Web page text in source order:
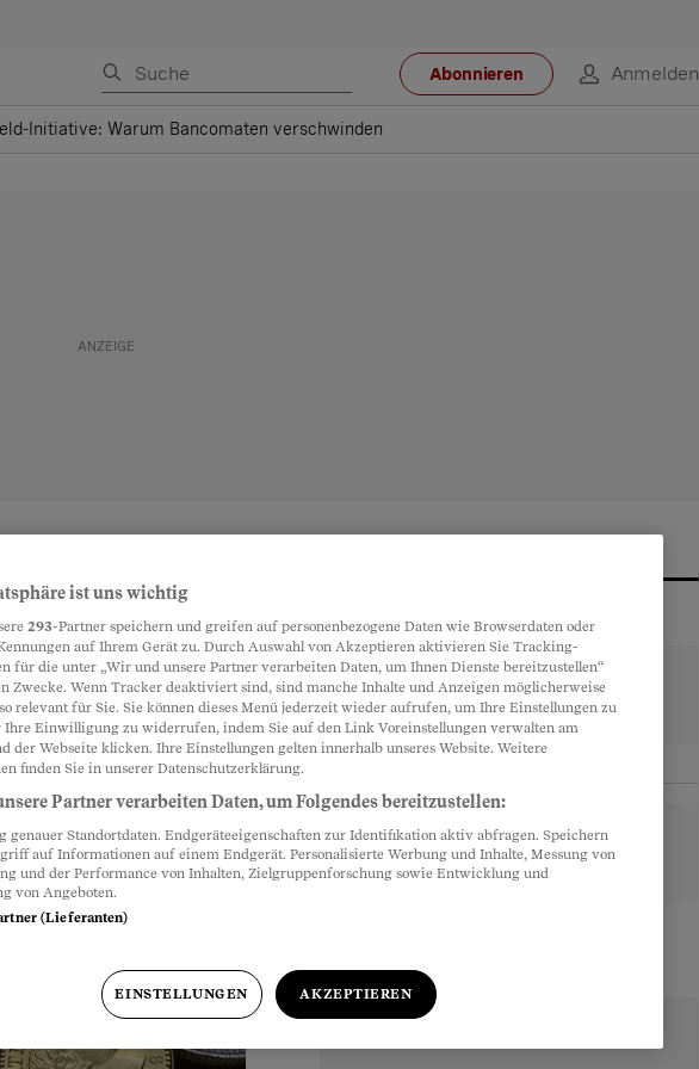
Abonnieren Anmelden
Initiative: Warum Bancomaten verschwinden
– aber
Tode
schützen,
Folge: Bancomaten
ist uns wichtig
293-Partner speichern und greifen auf personenbezogene Daten wie Browserdaten oder
auf Ihrem Gerät zu. Durch Auswahl von Akzeptieren aktivieren Sie Tracking-
für die unter „Wir und unsere Partner verarbeiten Daten, um Ihnen Dienste bereitzustellen“
Zwecke. Wenn Tracker deaktiviert sind, sind manche Inhalte und Anzeigen möglicherweise
relevant für Sie. Sie können dieses Menü jederzeit wieder aufrufen, um Ihre Einstellungen zu
Ihre Einwilligung zu widerrufen, indem Sie auf den Link Voreinstellungen verwalten am
der Webseite klicken. Ihre Einstellungen gelten innerhalb unseres Website. Weitere
finden Sie in unserer Datenschutzerklärung.
Partner verarbeiten Daten, um Folgendes bereitzustellen:
genauer Standortdaten. Endgeräteeigenschaften zur Identifikation aktiv abfragen. Speichern
auf Informationen auf einem Endgerät. Personalisierte Werbung und Inhalte, Messung von
und der Performance von Inhalten, Zielgruppenforschung sowie Entwicklung und
von Angeboten.
(Lieferanten)
EINSTELLUNGEN AKZEPTIEREN